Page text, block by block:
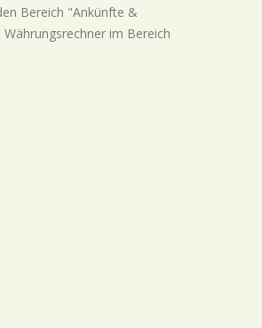
Bereich "Ankünfte &
im Bereich